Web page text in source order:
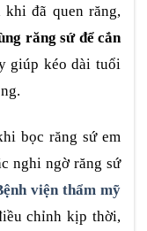
đã quen răng,
răng sứ để cắn
giúp kéo dài tuổi
bọc răng sứ em
nghi ngờ răng sứ
viện thẩm mỹ
chỉnh kịp thời,